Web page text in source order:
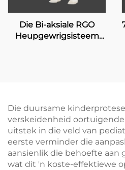
Die Bi-aksiale RGO
Heupgewrigsisteem
Die duursame
verskeidenheid
uitstek in die veld van
eerste verminder die
aansienlik die behoefte aan
wat dit 'n koste-effektiewe